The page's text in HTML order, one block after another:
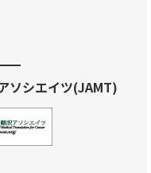
ソシエイツ(JAMT)